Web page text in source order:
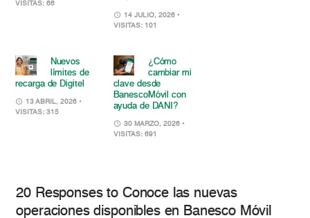
VISITAS: 66
14 JULIO, 2026 •
VISITAS: 101
Nuevos
límites de
recarga de Digitel
13 ABRIL, 2026 •
VISITAS: 315
¿Cómo
cambiar mi
clave desde
BanescoMóvil con
ayuda de DANI?
30 MARZO, 2026 •
VISITAS: 691
20 Responses to Conoce las nuevas
operaciones disponibles en Banesco Móvil